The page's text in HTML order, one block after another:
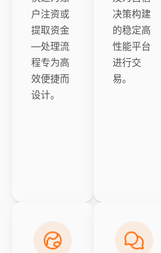
户注资或
提取资金
—处理流
程专为高
效便捷而
设计。
决策构建
的稳定高
性能平台
进行交
易。